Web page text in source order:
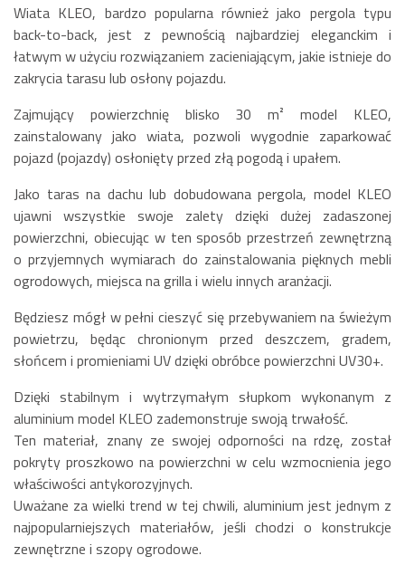
Wiata KLEO, bardzo popularna również jako pergola typu
back-to-back, jest z pewnością najbardziej eleganckim i
łatwym w użyciu rozwiązaniem zacieniającym, jakie istnieje do
zakrycia tarasu lub osłony pojazdu.
Zajmujący powierzchnię blisko 30 m² model KLEO,
zainstalowany jako wiata, pozwoli wygodnie zaparkować
pojazd (pojazdy) osłonięty przed złą pogodą i upałem.
Jako taras na dachu lub dobudowana pergola, model KLEO
ujawni wszystkie swoje zalety dzięki dużej zadaszonej
powierzchni, obiecując w ten sposób przestrzeń zewnętrzną
o przyjemnych wymiarach do zainstalowania pięknych mebli
ogrodowych, miejsca na grilla i wielu innych aranżacji.
Będziesz mógł w pełni cieszyć się przebywaniem na świeżym
powietrzu, będąc chronionym przed deszczem, gradem,
słońcem i promieniami UV dzięki obróbce powierzchni UV30+.
Dzięki stabilnym i wytrzymałym słupkom wykonanym z
aluminium model KLEO zademonstruje swoją trwałość.
Ten materiał, znany ze swojej odporności na rdzę, został
pokryty proszkowo na powierzchni w celu wzmocnienia jego
właściwości antykorozyjnych.
Uważane za wielki trend w tej chwili, aluminium jest jednym z
najpopularniejszych materiałów, jeśli chodzi o konstrukcje
zewnętrzne i szopy ogrodowe.